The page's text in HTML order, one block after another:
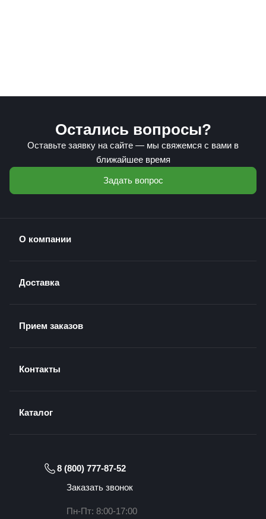
Остались вопросы?
Оставьте заявку на сайте — мы свяжемся с вами в
ближайшее время
Задать вопрос
О компании
Доставка
Прием заказов
Контакты
Каталог
8 (800) 777-87-52
Заказать звонок
Пн-Пт: 8:00-17:00